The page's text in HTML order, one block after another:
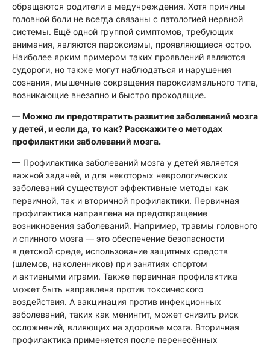
обращаются родители в медучреждения. Хотя причины
головной боли не всегда связаны с патологией нервной
системы. Ещё одной группой симптомов, требующих
внимания, являются пароксизмы, проявляющиеся остро.
Наиболее ярким примером таких проявлений являются
судороги, но также могут наблюдаться и нарушения
сознания, мышечные сокращения пароксизмального типа,
возникающие внезапно и быстро проходящие.
— Можно ли предотвратить развитие заболеваний мозга
у детей, и если да, то как? Расскажите о методах
профилактики заболеваний мозга.
— Профилактика заболеваний мозга у детей является
важной задачей, и для некоторых неврологических
заболеваний существуют эффективные методы как
первичной, так и вторичной профилактики. Первичная
профилактика направлена на предотвращение
возникновения заболеваний. Например, травмы головного
и спинного мозга — это обеспечение безопасности
в детской среде, использование защитных средств
(шлемов, наколенников) при занятиях спортом
и активными играми. Также первичная профилактика
может быть направлена против токсического
воздействия. А вакцинация против инфекционных
заболеваний, таких как менингит, может снизить риск
осложнений, влияющих на здоровье мозга. Вторичная
профилактика применяется после перенесённых